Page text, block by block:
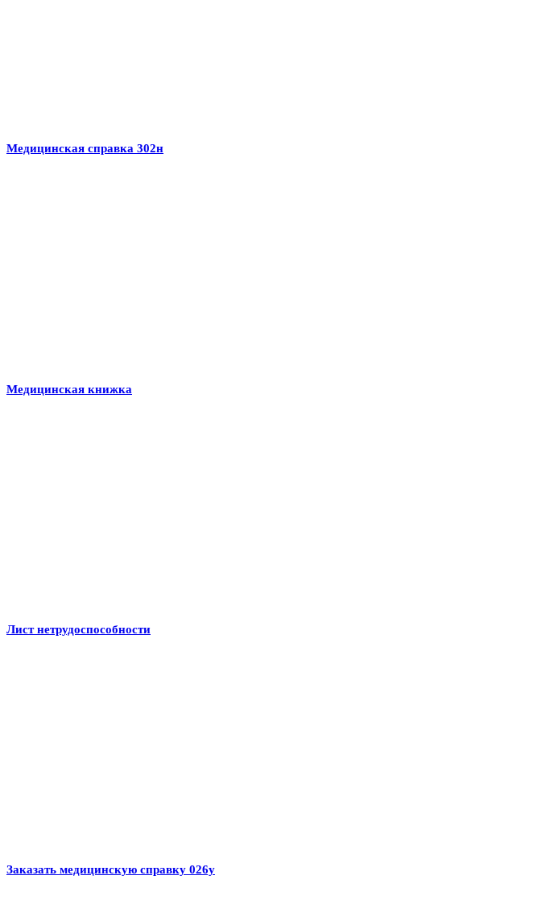
Медицинская справка 302н
Медицинская книжка
Лист нетрудоспособности
Заказать медицинскую справку 026у